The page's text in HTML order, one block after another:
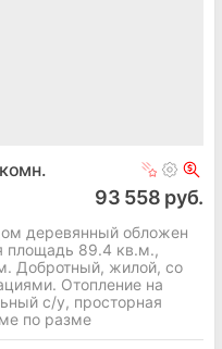
93 558 руб.
деревянный обложен
площадь 89.4 кв.м.,
Добротный, жилой, со
Отопление на
с/у, просторная
по разме